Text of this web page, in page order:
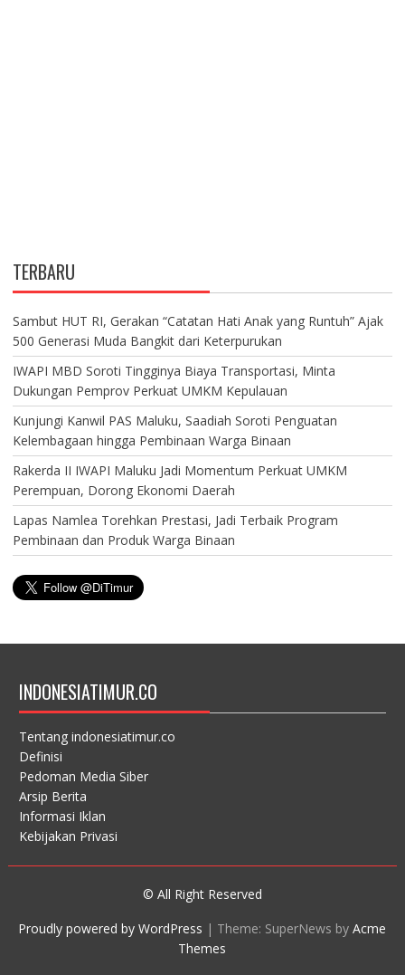
TERBARU
Sambut HUT RI, Gerakan “Catatan Hati Anak yang Runtuh” Ajak
500 Generasi Muda Bangkit dari Keterpurukan
IWAPI MBD Soroti Tingginya Biaya Transportasi, Minta
Dukungan Pemprov Perkuat UMKM Kepulauan
Kunjungi Kanwil PAS Maluku, Saadiah Soroti Penguatan
Kelembagaan hingga Pembinaan Warga Binaan
Rakerda II IWAPI Maluku Jadi Momentum Perkuat UMKM
Perempuan, Dorong Ekonomi Daerah
Lapas Namlea Torehkan Prestasi, Jadi Terbaik Program
Pembinaan dan Produk Warga Binaan
INDONESIATIMUR.CO
Tentang indonesiatimur.co
Definisi
Pedoman Media Siber
Arsip Berita
Informasi Iklan
Kebijakan Privasi
© All Right Reserved
Proudly powered by WordPress | Theme: SuperNews byAcme
Themes